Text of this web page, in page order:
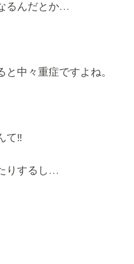
るんだとか…
中々重症ですよね。
て‼︎
りするし…